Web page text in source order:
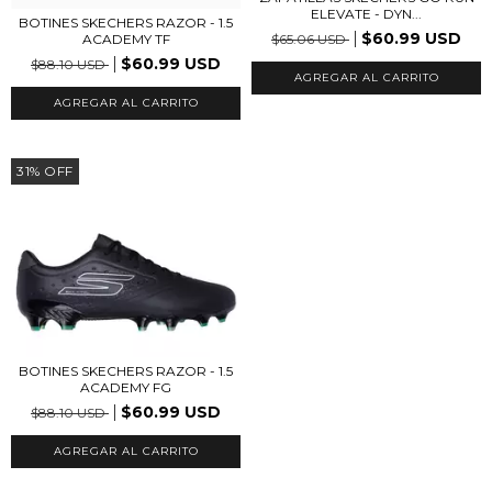
BOTINES SKECHERS RAZOR - 1.5
ACADEMY TF
$88.10 USD
$60.99 USD
AGREGAR AL CARRITO
ELEVATE - DYN...
$65.06 USD
$60.99 USD
AGREGAR AL CARRITO
31% OFF
BOTINES SKECHERS RAZOR - 1.5
ACADEMY FG
$88.10 USD
$60.99 USD
AGREGAR AL CARRITO